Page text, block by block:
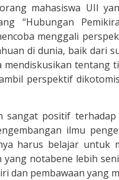
mahasiswa UII
“Hubungan
menggali
di dunia, baik dari
mendiskusikan tentang
perspektif
sangat positif
ilmu
harus belajar untuk
notabene lebih
dan pembawaan yang